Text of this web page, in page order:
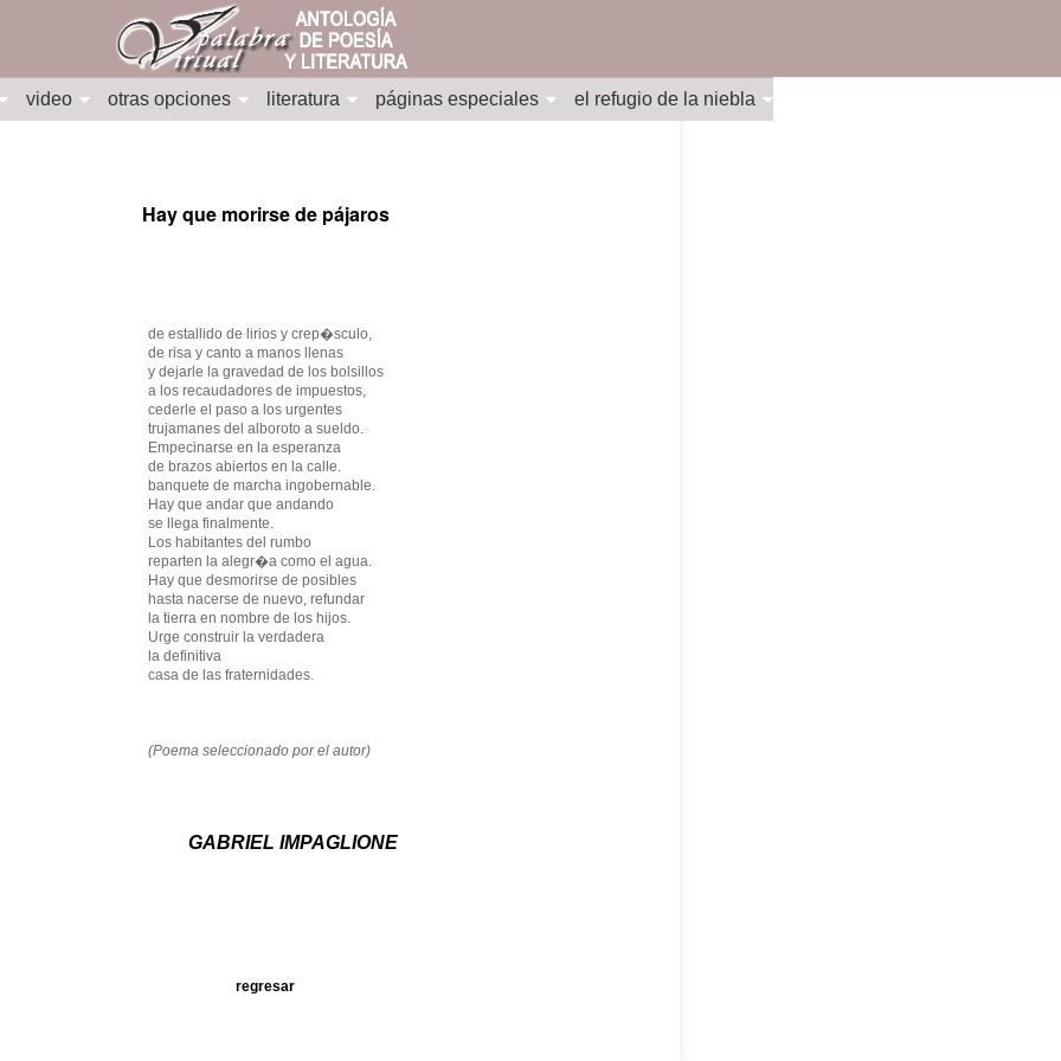
video otras opciones literatura páginas especiales el refugio de la niebla
Hay que morirse de pájaros
de estallido de lirios y crep�sculo,
de risa y canto a manos llenas
y dejarle la gravedad de los bolsillos
a los recaudadores de impuestos,
cederle el paso a los urgentes
trujamanes del alboroto a sueldo.
Empecinarse en la esperanza
de brazos abiertos en la calle.
banquete de marcha ingobernable.
Hay que andar que andando
se llega finalmente.
Los habitantes del rumbo
reparten la alegr�a como el agua.
Hay que desmorirse de posibles
hasta nacerse de nuevo, refundar
la tierra en nombre de los hijos.
Urge construir la verdadera
la definitiva
casa de las fraternidades.
(Poema seleccionado por el autor)
GABRIEL IMPAGLIONE
regresar